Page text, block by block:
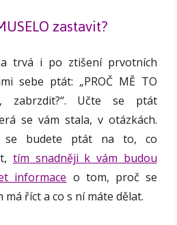
zastavit?
trvá i po ztišení prvotních
sebe ptát: „PROČ MĚ TO
zabrzdit?“. Učte se ptát
se vám stala, v otázkách.
se budete ptát na to, co
tím snadněji k vám budou
informace o tom, proč se
má říct a co s ní máte dělat.